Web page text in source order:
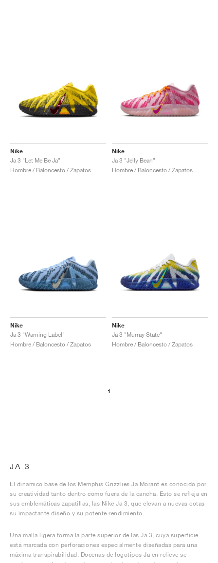
Nike
Ja 3 "Let Me Be Ja"
Hombre / Baloncesto / Zapatos
Nike
Ja 3 "Jelly Bean"
Hombre / Baloncesto / Zapatos
Nike
Ja 3 "Warning Label"
Hombre / Baloncesto / Zapatos
Nike
Ja 3 "Murray State"
Hombre / Baloncesto / Zapatos
1
JA 3
El dinámico base de los Memphis Grizzlies Ja Morant es conocido por
su creatividad tanto dentro como fuera de la cancha. Esto se refleja en
sus emblemáticas zapatillas, las Nike Ja 3, que elevan a nuevas cotas
su impactante diseño y su potente rendimiento.
Una malla ligera forma la parte superior de las Ja 3, cuya superficie
está marcada con perforaciones especialmente diseñadas para una
máxima transpirabilidad. Docenas de logotipos Ja en relieve se